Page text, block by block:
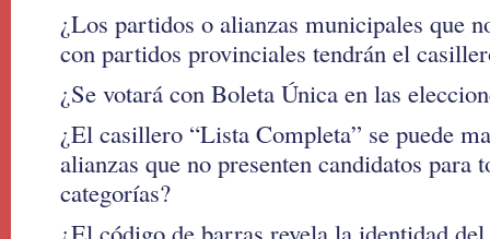
¿Los partidos o alianzas municipales que
con partidos provinciales tendrán el
¿Se votará con Boleta Única en las
¿El casillero “Lista Completa” se puede
alianzas que no presenten candidatos para
categorías?
¿El código de barras revela la identidad